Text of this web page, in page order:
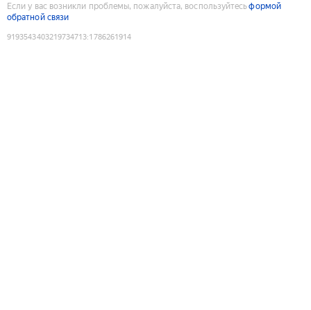
Если у вас возникли проблемы, пожалуйста, воспользуйтесьформой
обратной связи
9193543403219734713:1786261914